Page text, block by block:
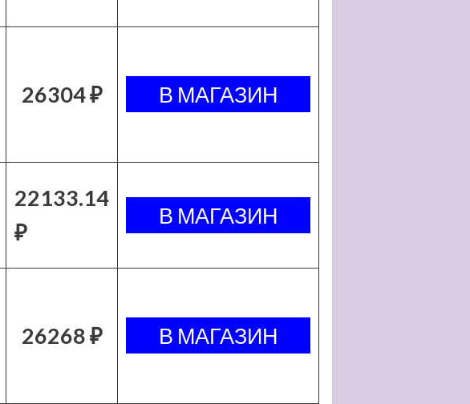
26304 ₽
22133.14
₽
26268 ₽